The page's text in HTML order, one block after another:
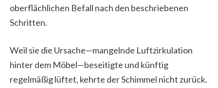
oberflächlichen Befall nach den beschriebenen
Schritten.
Weil sie die Ursache—mangelnde Luftzirkulation
hinter dem Möbel—beseitigte und künftig
regelmäßig lüftet, kehrte der Schimmel nicht zurück.